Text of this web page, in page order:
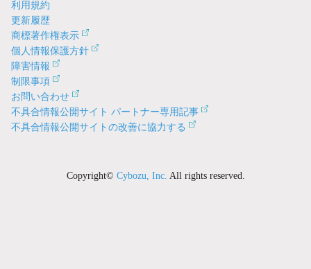
利用規約
更新履歴
商標著作権表示
個人情報保護方針
障害情報
制限事項
お問い合わせ
不具合情報公開サイト パートナー専用記事
不具合情報公開サイトの改善に協力する
Copyright© Cybozu, Inc. All rights reserved.